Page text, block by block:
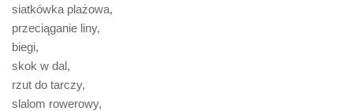
siatkówka plażowa,
przeciąganie liny,
biegi,
skok w dal,
rzut do tarczy,
slalom rowerowy,